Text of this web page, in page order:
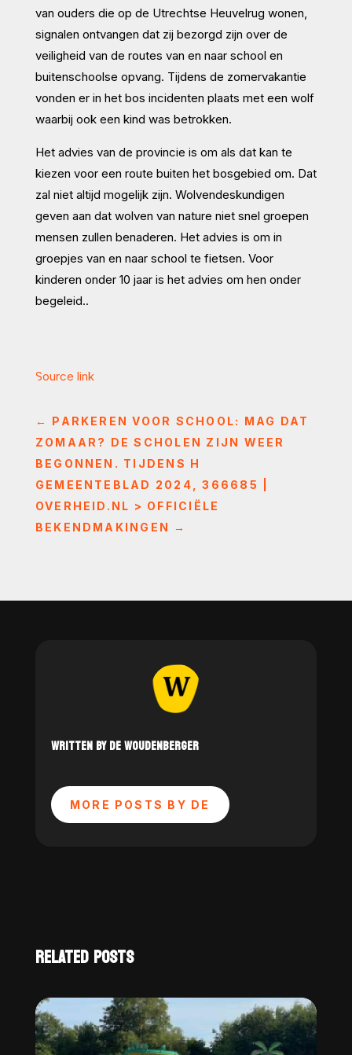
van ouders die op de Utrechtse Heuvelrug wonen,
signalen ontvangen dat zij bezorgd zijn over de
veiligheid van de routes van en naar school en
buitenschoolse opvang. Tijdens de zomervakantie
vonden er in het bos incidenten plaats met een wolf
waarbij ook een kind was betrokken.
Het advies van de provincie is om als dat kan te
kiezen voor een route buiten het bosgebied om. Dat
zal niet altijd mogelijk zijn. Wolvendeskundigen
geven aan dat wolven van nature niet snel groepen
mensen zullen benaderen. Het advies is om in
groepjes van en naar school te fietsen. Voor
kinderen onder 10 jaar is het advies om hen onder
begeleid..
Source link
← PARKEREN VOOR SCHOOL: MAG DAT
ZOMAAR? DE SCHOLEN ZIJN WEER
BEGONNEN. TIJDENS H
GEMEENTEBLAD 2024, 366685 |
OVERHEID.NL > OFFICIËLE
BEKENDMAKINGEN →
WRITTEN BY DE WOUDENBERGER
MORE POSTS BY DE
RELATED POSTS